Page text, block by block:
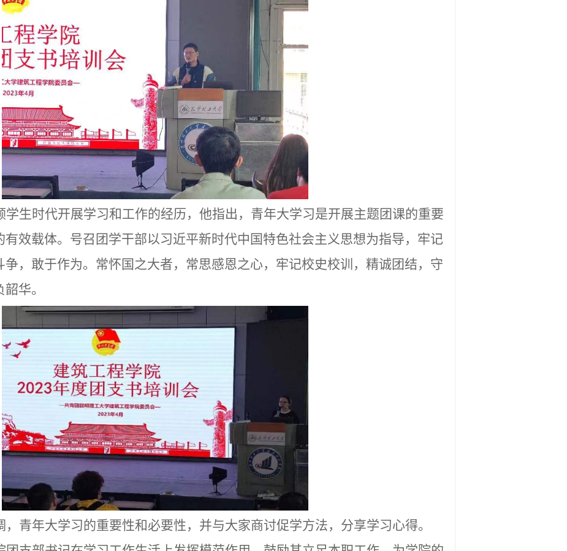
学生时代开展学习和工作的经历， 他指出，青年大学习是开展主题团课的重要
效载体。号召团学干部以习近平新时代中国特色社会主义思想为指导，牢记
，敢于作为。常怀国之大者，常思感恩之心，牢记校史校训，精诚团结，守
华。
，青年大学习的重要性和必要性，并与大家商讨促学方法，分享学习心得。